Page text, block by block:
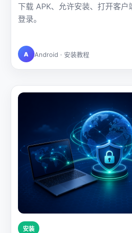
下载 APK、允许安装、打开客户
登录。
A Android · 安装教程
安装